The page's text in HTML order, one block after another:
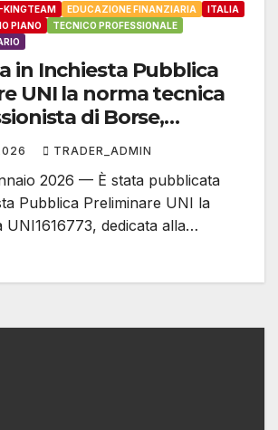
KINGTEAM EDUCAZIONE FINANZIARIA
ITALIA
PIANO
TECNICO PROFESSIONALE
in Inchiesta Pubblica
UNI la norma tecnica
di Borse,
e Titoli
TRADER_ADMIN
2026 — È stata pubblicata
Pubblica Preliminare UNI la
UNI1616773, dedicata alla…